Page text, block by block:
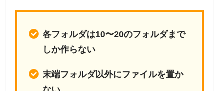
各フォルダは10〜20のフォルダまで
しか作らない
末端フォルダ以外にファイルを置か